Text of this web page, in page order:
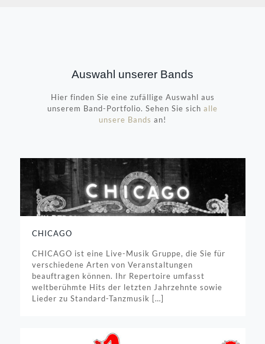
Auswahl unserer Bands
Hier finden Sie eine zufällige Auswahl aus
unserem Band-Portfolio. Sehen Sie sich alle
unsere Bands an!
CHICAGO
CHICAGO ist eine Live-Musik Gruppe, die Sie für
verschiedene Arten von Veranstaltungen
beauftragen können. Ihr Repertoire umfasst
weltberühmte Hits der letzten Jahrzehnte sowie
Lieder zu Standard-Tanzmusik […]